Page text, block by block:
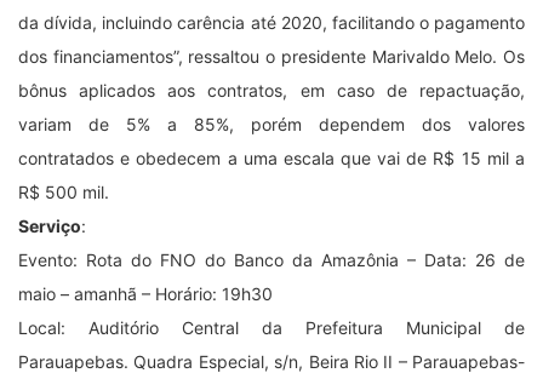
da dívida, incluindo carência até 2020, facilitando o pagamento
dos financiamentos”, ressaltou o presidente Marivaldo Melo. Os
bônus aplicados aos contratos, em caso de repactuação,
variam de 5% a 85%, porém dependem dos valores
contratados e obedecem a uma escala que vai de R$ 15 mil a
R$ 500 mil.
Serviço:
Evento: Rota do FNO do Banco da Amazônia – Data: 26 de
maio – amanhã – Horário: 19h30
Local: Auditório Central da Prefeitura Municipal de
Parauapebas. Quadra Especial, s/n, Beira Rio II – Parauapebas-